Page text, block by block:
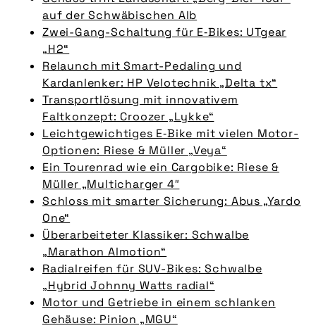
auf der Schwäbischen Alb
Zwei-Gang-Schaltung für E‑Bikes: UTgear
„H2“
Relaunch mit Smart-Pedaling und
Kardanlenker: HP Velotechnik „Delta tx“
Transportlösung mit innovativem
Faltkonzept: Croozer „Lykke“
Leichtgewichtiges E‑Bike mit vielen Motor-
Optionen: Riese & Müller „Veya“
Ein Tourenrad wie ein Cargobike: Riese &
Müller „Multicharger 4″
Schloss mit smarter Sicherung: Abus „Yardo
One“
Überarbeiteter Klassiker: Schwalbe
„Marathon Almotion“
Radialreifen für SUV-Bikes: Schwalbe
„Hybrid Johnny Watts radial“
Motor und Getriebe in einem schlanken
Gehäuse: Pinion „MGU“